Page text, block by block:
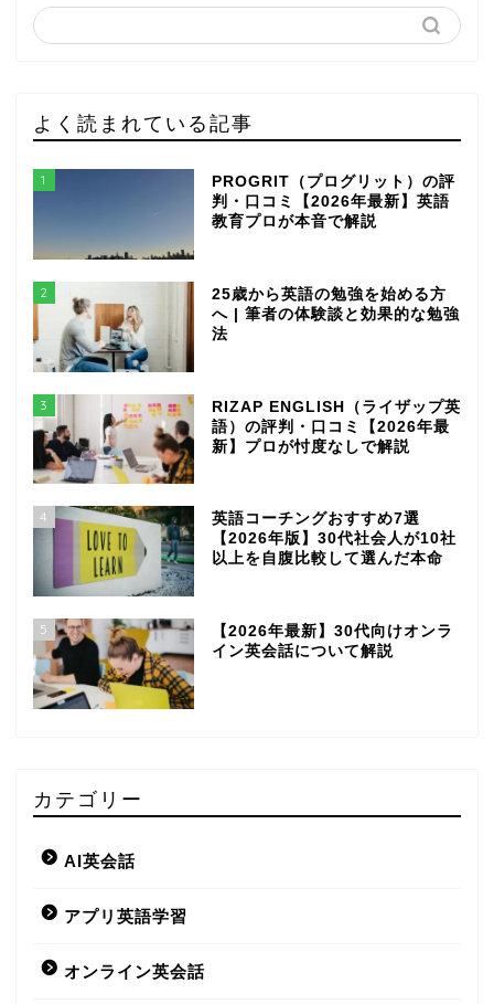
よく読まれている記事
1
PROGRIT（プログリット）の評
判・口コミ【2026年最新】英語
教育プロが本音で解説
2
25歳から英語の勉強を始める方
へ | 筆者の体験談と効果的な勉強
法
3
RIZAP ENGLISH（ライザップ英
語）の評判・口コミ【2026年最
新】プロが忖度なしで解説
4
英語コーチングおすすめ7選
【2026年版】30代社会人が10社
以上を自腹比較して選んだ本命
5
【2026年最新】30代向けオンラ
イン英会話について解説
カテゴリー
AI英会話
アプリ英語学習
オンライン英会話